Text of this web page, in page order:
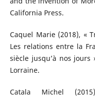
California Press.
Caquel Marie (2018), «
Les relations entre la
siècle jusqu’à nos
Lorraine.
Catala Michel